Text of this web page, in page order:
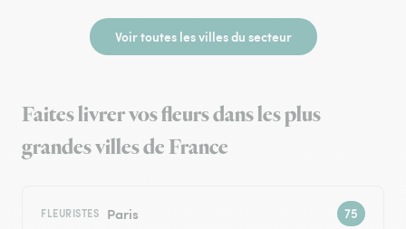
Voir toutes les villes du secteur
Faites livrer vos fleurs dans les plus
grandes villes de France
FLEURISTES Paris